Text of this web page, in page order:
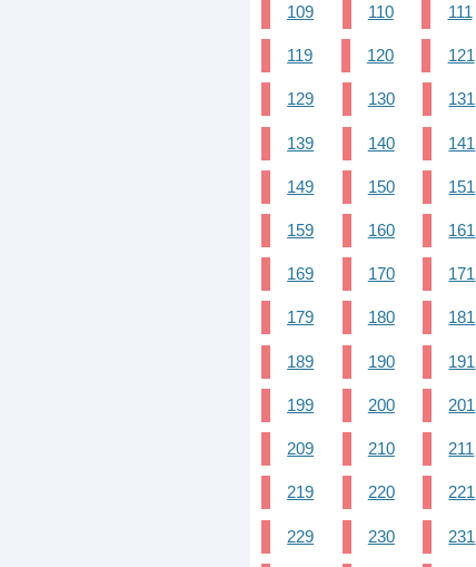
109 110 111
119 120 121
129 130 131
139 140 141
149 150 151
159 160 161
169 170 171
179 180 181
189 190 191
199 200 201
209 210 211
219 220 221
229 230 231